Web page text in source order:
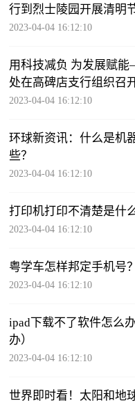
行到烈士陵园开展清明
2023-04-04 16:12:10
用科技减负 为发展赋
处在高碑店支行组织召
题座谈研讨
2023-04-04 16:12:10
环球新资讯：什么是机
些？
2023-04-04 16:12:10
打印机打印不清楚是什
2023-04-04 16:12:10
粤学车怎样邦定手机号
2023-04-04 16:12:10
ipad下载不了软件怎么
办）
2023-04-04 16:12:10
世界即时看！太阳和地